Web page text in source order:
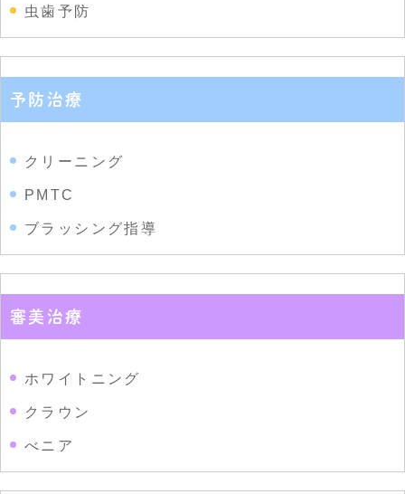
虫歯予防
予防治療
クリーニング
PMTC
ブラッシング指導
審美治療
ホワイトニング
クラウン
べニア